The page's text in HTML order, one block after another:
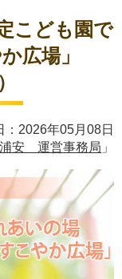
こども園で
広場」
2026年05月08日
安 運営事務局 」